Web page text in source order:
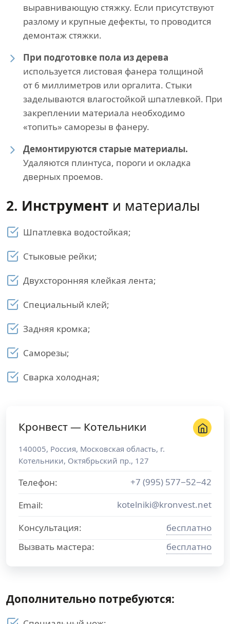
выравнивающую стяжку. Если присутствуют
разлому и крупные дефекты, то проводится
демонтаж стяжки.
При подготовке пола из дерева
используется листовая фанера толщиной
от 6 миллиметров или оргалита. Стыки
заделываются влагостойкой шпатлевкой. При
закреплении материала необходимо
«топить» саморезы в фанеру.
Демонтируются старые материалы.
Удаляются плинтуса, пороги и окладка
дверных проемов.
2. Инструмент и материалы
Шпатлевка водостойкая;
Стыковые рейки;
Двухсторонняя клейкая лента;
Специальный клей;
Задняя кромка;
Саморезы;
Сварка холодная;
Кронвест — Котельники
140005, Россия, Московская область, г.
Котельники, Октябрьский пр., 127
Телефон:
+7 (995) 577−52−42
Email:
kotelniki@kronvest.net
Консультация:
бесплатно
Вызвать мастера:
бесплатно
Дополнительно потребуются: